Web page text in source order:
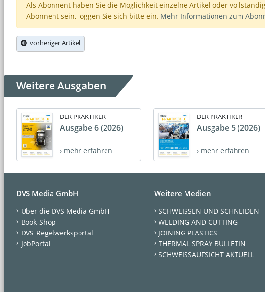
Als Abonnent haben Sie die Möglichkeit einzelne Artikel oder
Abonnent sein, loggen Sie sich bitte ein. Mehr Informationen zum
vorheriger Artikel
Weitere Ausgaben
DER PRAKTIKER
Ausgabe 6 (2026)
› mehr erfahren
DER PRAKTIKER
Ausgabe 5 (2026)
› mehr erfahren
DVS Media GmbH
Über die DVS Media GmbH
Book-Shop
DVS-Regelwerksportal
JobPortal
Weitere Medien
SCHWEISSEN UND SCHNEIDEN
WELDING AND CUTTING
JOINING PLASTICS
THERMAL SPRAY BULLETIN
SCHWEISSAUFSICHT AKTUELL